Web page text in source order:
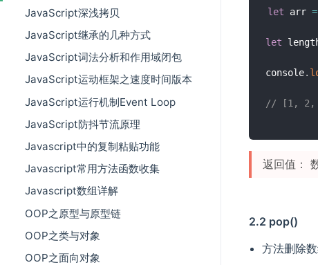
JavaScript深浅拷贝
JavaScript继承的几种方式
JavaScript词法分析和作用域闭包
JavaScript运动框架之速度时间版本
JavaScript运行机制Event Loop
JavaScript防抖节流原理
Javascript中的复制粘贴功能
Javascript常用方法函数收集
Javascript数组详解
OOP之原型与原型链
OOP之类与对象
OOP之面向对象
let arr =
let
console.
// [1, 2,
返回值：
2.2 pop()
方法删除